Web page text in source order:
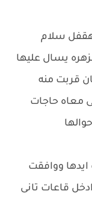
هقفل سلام
يسال عليها
قربت منه
معاه حاجات
ووافقت
قاعات تانى